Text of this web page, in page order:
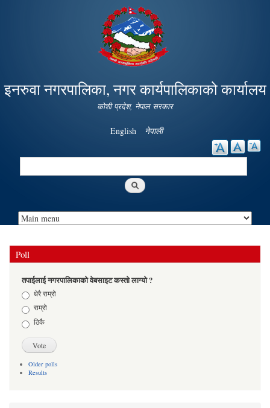
Skip to
main
content
इनरुवा नगरपालिका, नगर कार्यपालिकाको कार्यालय
कोशी प्रदेश, नेपाल सरकार
English नेपाली
Search
Poll
तपाईलाई नगरपालिकाको वेबसाइट कस्तो लाग्यो ?
Choicesधेरै राम्रो
राम्रो
ठिकै
Older polls
Results